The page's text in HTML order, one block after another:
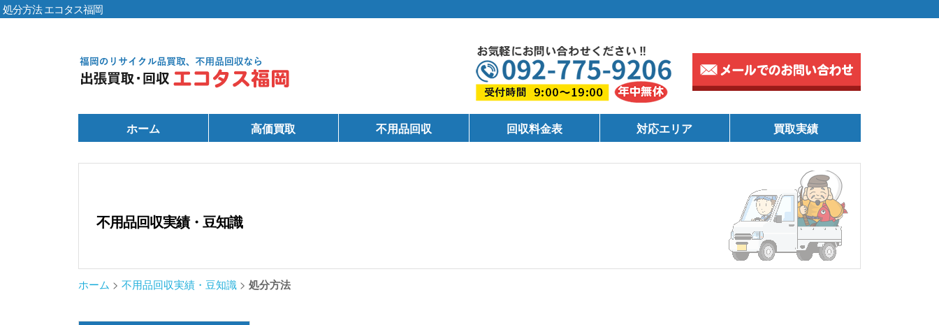
処分方法 エコタス福岡
ホーム 高価買取 不用品回収 回収料金表 対応エリア 買取実績
不用品回収実績・豆知識
ホーム > 不用品回収実績・豆知識 > 処分方法